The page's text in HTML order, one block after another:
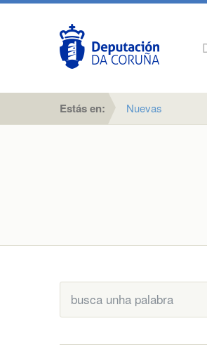
Estás en: Nuevas